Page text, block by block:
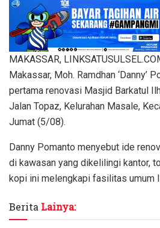
MAKASSAR,
Makassar, Moh. Ramdhan ‘Danny’
pertama renovasi Masjid Barkatul
Jalan Topaz, Kelurahan Masale,
Jumat (5/08).
Danny Pomanto menyebut ide
di kawasan yang dikelilingi kantor,
kopi ini melengkapi fasilitas umum
Berita Lainya: